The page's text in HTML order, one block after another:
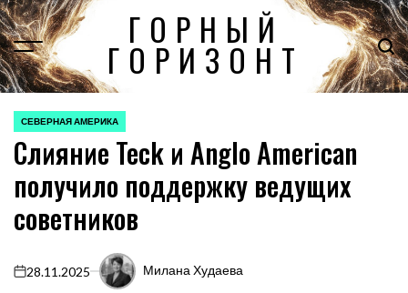
Перейти
к
содержимому
ГОРНЫЙ
ГОРИЗОНТ
ОПУБЛИКОВАНО
В
СЕВЕРНАЯ АМЕРИКА
Слияние Teck и Anglo American
получило поддержку ведущих
советников
on
28.11.2025 Милана Худаева